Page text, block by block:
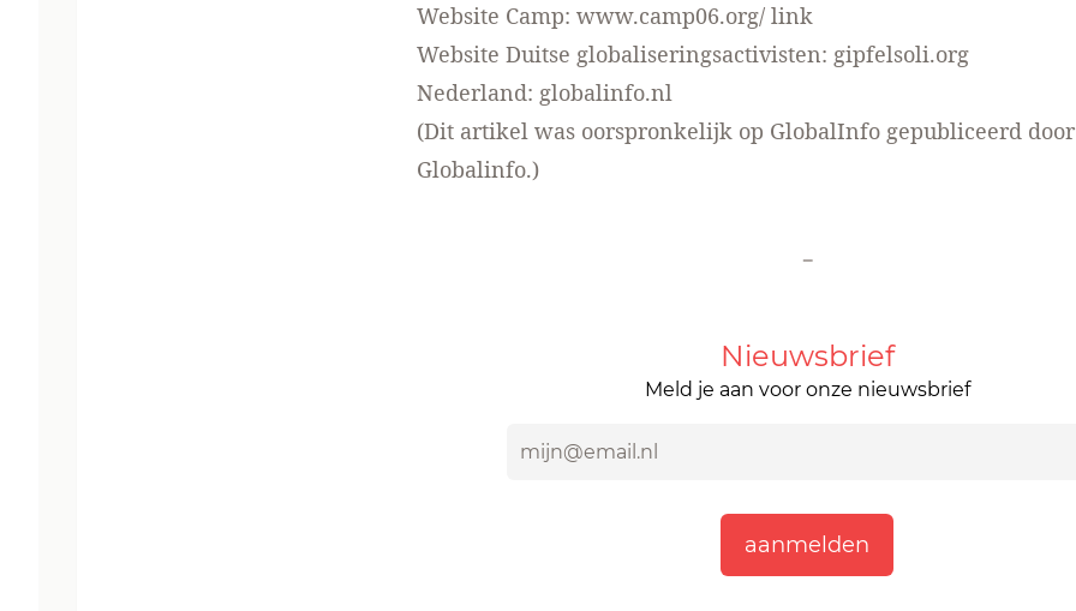
Website Camp: www.camp06.org/ link
Website Duitse globaliseringsactivisten: gipfelsoli.org
Nederland: globalinfo.nl
(Dit artikel was oorspronkelijk op GlobalInfo gepubliceerd door
Globalinfo.)
-
Nieuwsbrief
Meld je aan voor onze nieuwsbrief